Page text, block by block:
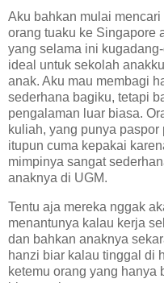
Aku bahkan mulai
orang tuaku ke Singapore
yang selama ini
ideal untuk sekolah
anak. Aku mau membagi
sederhana bagiku, tetapi
pengalaman luar biasa.
kuliah, yang punya
itupun cuma kepakai
mimpinya sangat
anaknya di UGM.
Tentu aja mereka nggak
menantunya kalau kerja
dan bahkan anaknya
hanzi biar kalau tinggal di
ketemu orang yang hanya